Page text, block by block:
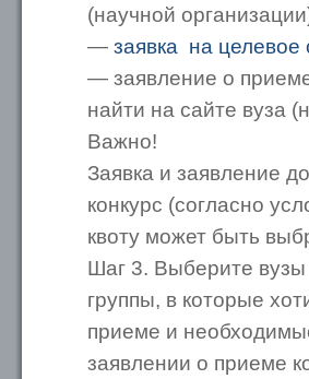
(научной
— заявка на целевое
— заявление о
найти на сайте вуза
Важно!
Заявка и заявление
конкурс (согласно
квоту может быть
Шаг 3. Выберите вузы
группы, в которые
приеме и
заявлении о приеме